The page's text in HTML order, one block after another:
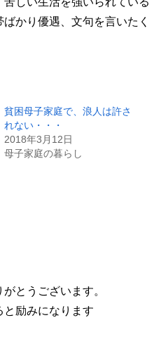
かり優遇、文句を言いたく
貧困母子家庭で、浪人は許さ
れない・・・
2018年3月12日
母子家庭の暮らし
とうございます。
と励みになります